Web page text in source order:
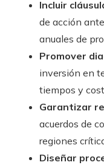
Incluir
de acción
anuales de
Promover
inversión en
tiempos y
Garantizar
acuerdos de
regiones
Diseñar